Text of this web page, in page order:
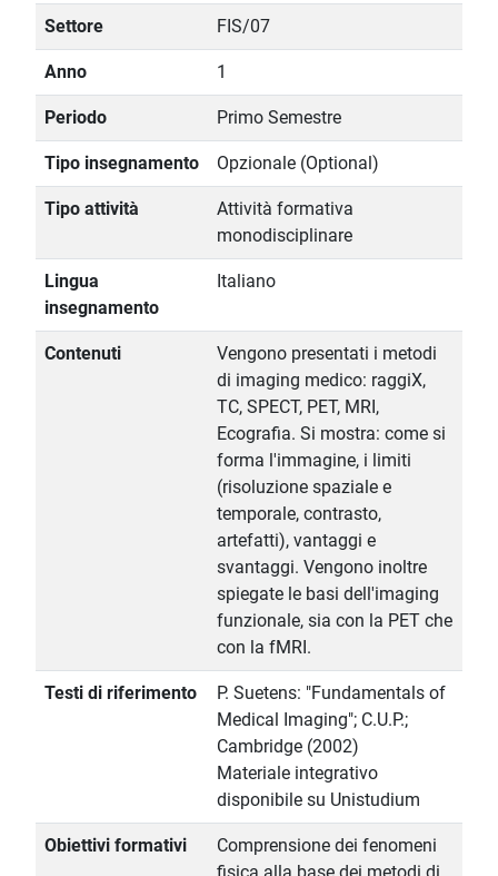
Settore FIS/07
Anno 1
Periodo Primo Semestre
Tipo insegnamento Opzionale (Optional)
Tipo attività
Attività formativa
monodisciplinare
Lingua
insegnamento
Italiano
Contenuti
Vengono presentati i metodi
di imaging medico: raggiX,
TC, SPECT, PET, MRI,
Ecografia. Si mostra: come si
forma l'immagine, i limiti
(risoluzione spaziale e
temporale, contrasto,
artefatti), vantaggi e
svantaggi. Vengono inoltre
spiegate le basi dell'imaging
funzionale, sia con la PET che
con la fMRI.
Testi di riferimento
P. Suetens: "Fundamentals of
Medical Imaging"; C.U.P.;
Cambridge (2002)
Materiale integrativo
disponibile su Unistudium
Obiettivi formativi
Comprensione dei fenomeni